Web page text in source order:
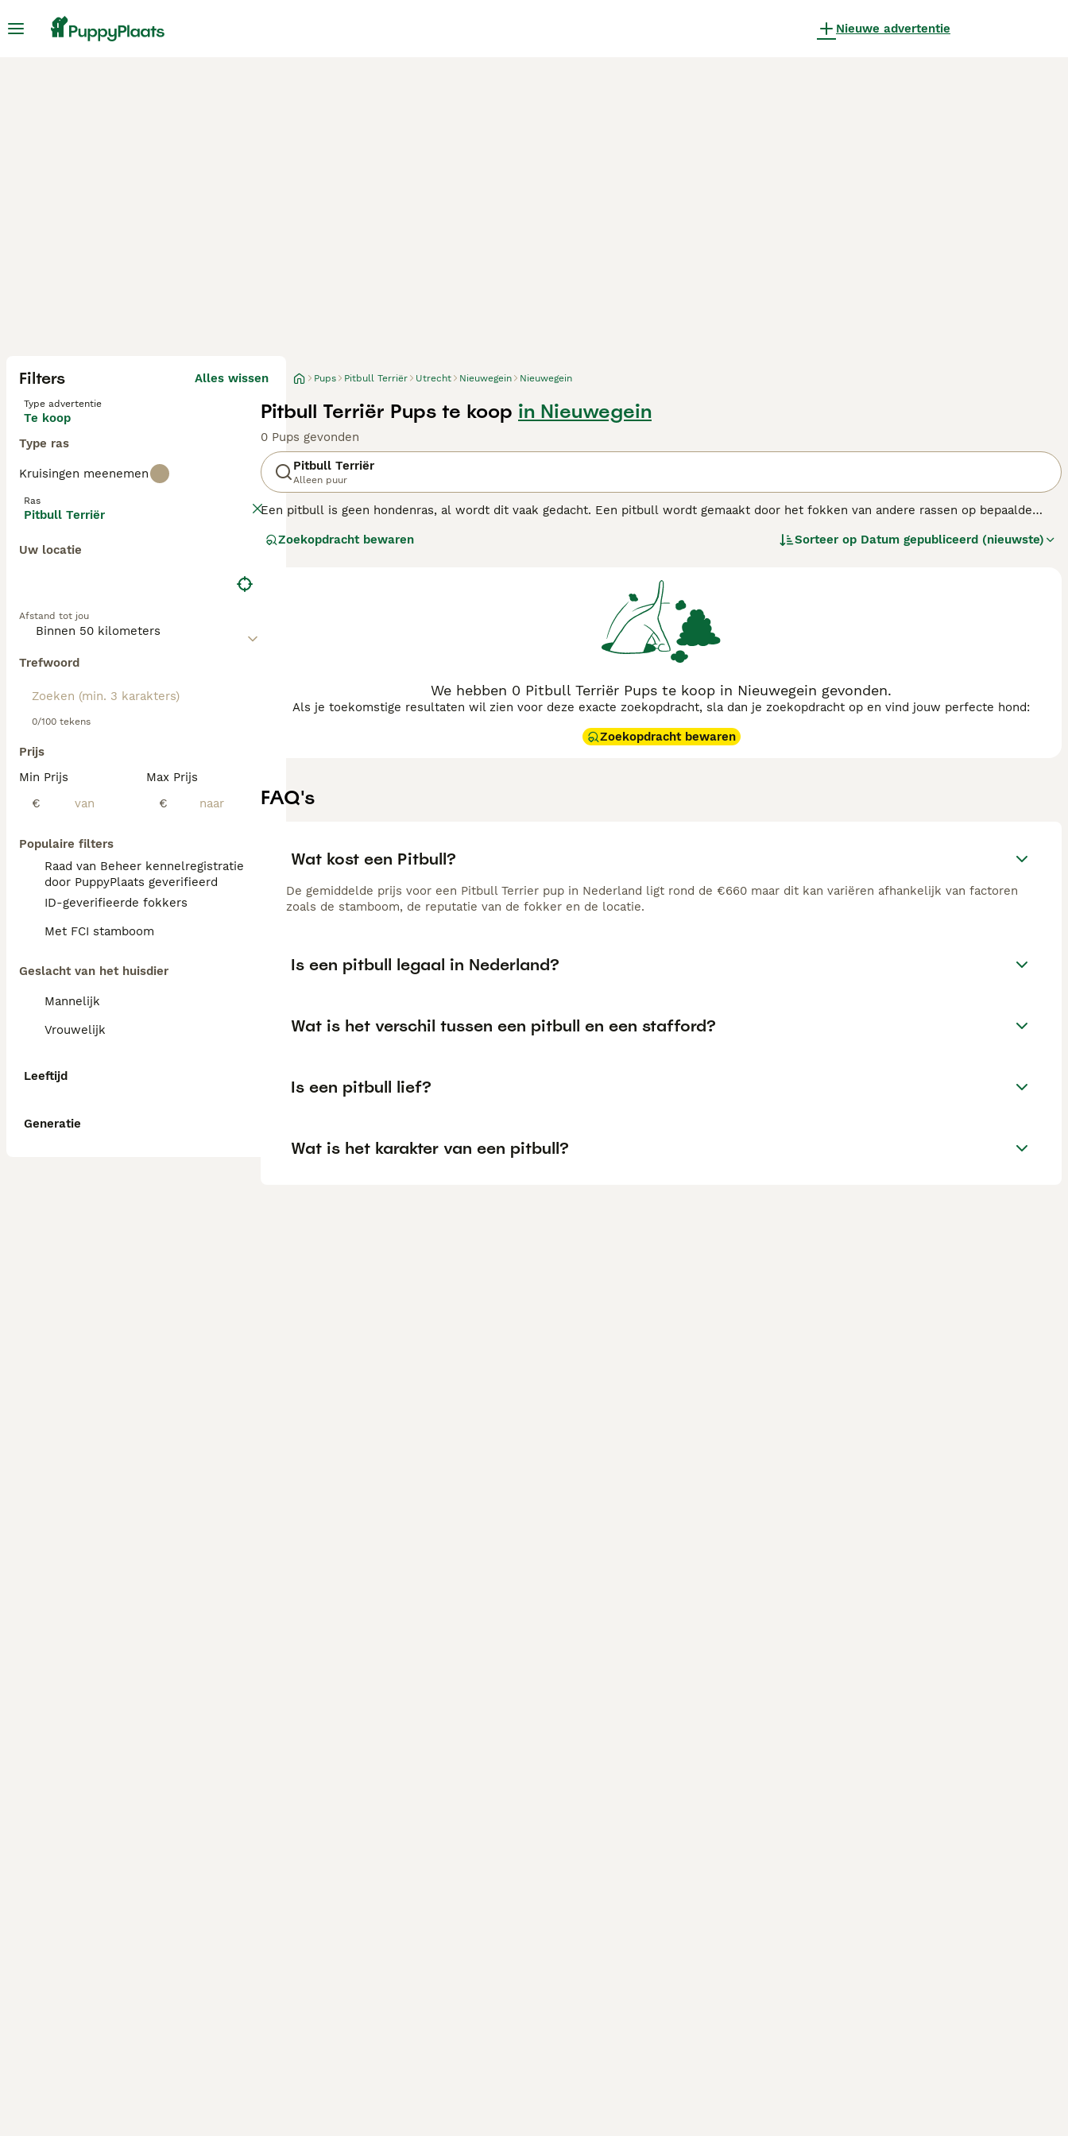
Nieuwe advertentie
Filters Alles wissen
Type advertentie
Te koop
Type ras
Kruisingen meenemen
Ras
Pitbull Terriër
Uw locatie
Afstand tot jou
Trefwoord
0/100 tekens
Prijs
Min Prijs
€
Max Prijs
€
Populaire filters
Raad van Beheer kennelregistratie
door PuppyPlaats geverifieerd
ID-geverifieerde fokkers
Met FCI stamboom
Geslacht van het huisdier
Mannelijk
Vrouwelijk
Leeftijd
Generatie
Pups Pitbull Terriër Utrecht Nieuwegein Nieuwegein
Pitbull Terriër Pups te koop in Nieuwegein
0 Pups gevonden
Pitbull Terriër
Alleen puur
Een pitbull is geen hondenras, al wordt dit vaak gedacht. Een pitbull wordt gemaakt door het fokken van andere rassen op bepaalde
Staffordshireterriër, Staffordshire-bulterriër, Dogo argentino, Bulterriër, Bulldog worden gebruikt om ongeregistreerde raskruisingen mee
Lees onze Pitbull Terriër adviespagina voor informatie over dit hondenras.
Zoekopdracht bewaren Sorteer op Datum gepubliceerd (nieuwste)
We hebben 0 Pitbull Terriër Pups te koop in Nieuwegein gevonden.
Als je toekomstige resultaten wil zien voor deze exacte zoekopdracht, sla dan je zoekopdracht op en vind jouw perfecte hond:
Zoekopdracht bewaren
FAQ's
Wat kost een Pitbull?
De gemiddelde prijs voor een Pitbull Terrier pup in Nederland ligt rond de €660 maar dit kan variëren afhankelijk van factoren
zoals de stamboom, de reputatie van de fokker en de locatie.
Is een pitbull legaal in Nederland?
Wat is het verschil tussen een pitbull en een stafford?
Is een pitbull lief?
Wat is het karakter van een pitbull?